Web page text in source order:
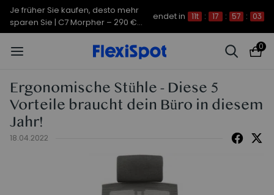
Je früher Sie kaufen, desto mehr
sparen Sie | C7 Morpher – 290 €
Rabatt
endet in 11t : 17 : 57 : 03
0
Ergonomische Stühle - Diese 5
Vorteile braucht dein Büro in diesem
Jahr!
18.04.2022